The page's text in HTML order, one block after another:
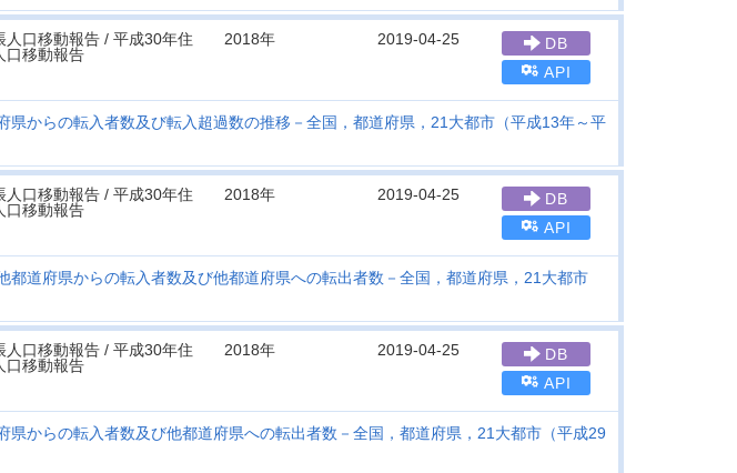
人口移動報告 / 平成30年住
口移動報告
2018年 2019-04-25
DB
API
県からの転入者数及び転入超過数の推移－全国，都道府県，21大都市（平成13年～平
人口移動報告 / 平成30年住
口移動報告
2018年 2019-04-25
DB
API
都道府県からの転入者数及び他都道府県への転出者数－全国，都道府県，21大都市
人口移動報告 / 平成30年住
口移動報告
2018年 2019-04-25
DB
API
県からの転入者数及び他都道府県への転出者数－全国，都道府県，21大都市（平成29